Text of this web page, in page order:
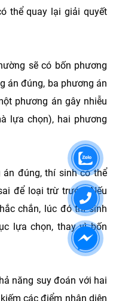
thể quay lại giải quyết
sẽ có bốn phương
án đúng, ba phương án
phương án gây nhiễu
lựa chọn), hai phương
án đúng, thí sinh có thể
để loại trừ trước. Nếu
chắn, lúc đó thí sinh
lựa chọn, thay vì bốn
năng suy đoán với hai
các điểm nhận diện